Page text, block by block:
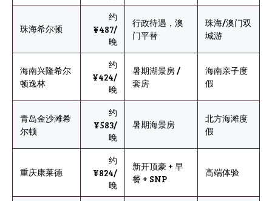
珠海希尔顿
约
¥487/
晚
行政待遇，澳
门平替
珠海/澳门双
城游
海南兴隆希尔
顿逸林
约
¥424/
晚
暑期湖景房 /
套房
海南亲子度
假
青岛金沙滩希
尔顿
约
¥583/
晚
暑期海景房
北方海滩度
假
重庆康莱德
约
¥824/
晚
新开顶豪 + 早
餐 + SNP
高端体验